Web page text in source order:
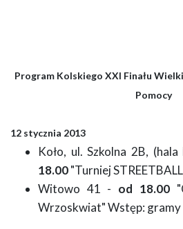
Program Kolskiego XXI Finału
Pomocy
12 stycznia 2013
Koło, ul. Szkolna 2B, (hala
18.00"Turniej
Witowo 41 - od 18.00
Wrzoskwiat" Wstęp: gramy